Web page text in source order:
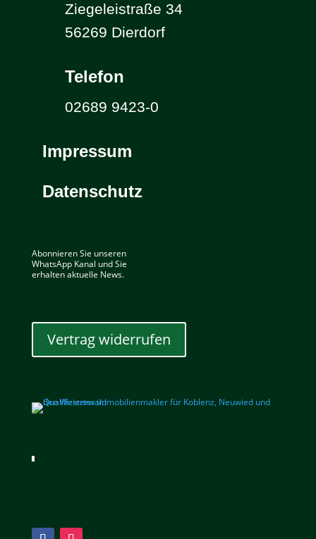
Ziegeleistraße 34
56269 Dierdorf
Telefon
02689 9423-0
Impressum
Datenschutz
Abonnieren Sie unseren
WhatsApp Kanal und Sie
erhalten aktuelle News.
Vertrag widerrufen